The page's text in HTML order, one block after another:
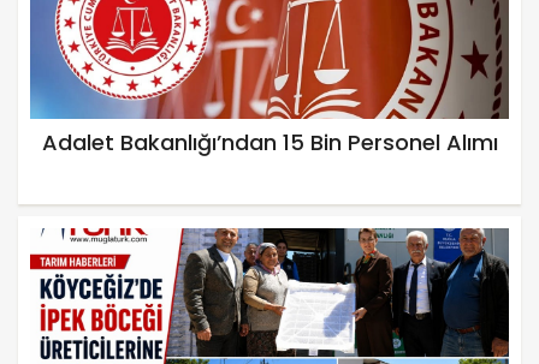
Adalet Bakanlığı’ndan 15 Bin Personel Alımı